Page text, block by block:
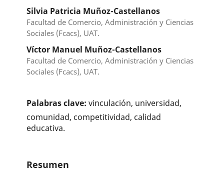
Silvia Patricia Muñoz-Castellanos
Facultad de Comercio, Administración y Ciencias
Sociales (Fcacs), UAT.
Víctor Manuel Muñoz-Castellanos
Facultad de Comercio, Administración y Ciencias
Sociales (Fcacs), UAT.
Palabras clave:vinculación, universidad,
comunidad, competitividad, calidad
educativa.
Resumen